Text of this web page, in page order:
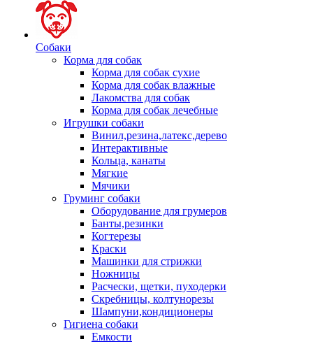
Собаки
Корма для собак
Корма для собак сухие
Корма для собак влажные
Лакомства для собак
Корма для собак лечебные
Игрушки собаки
Винил,резина,латекс,дерево
Интерактивные
Кольца, канаты
Мягкие
Мячики
Груминг собаки
Оборудование для грумеров
Банты,резинки
Когтерезы
Краски
Машинки для стрижки
Ножницы
Расчески, щетки, пуходерки
Скребницы, колтунорезы
Шампуни,кондиционеры
Гигиена собаки
Емкости